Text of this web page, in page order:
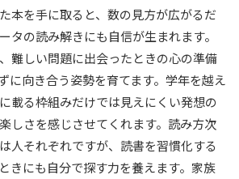
本を手に取ると、数の見方が広がるだ
タの読み解きにも自信が生まれます。
難しい問題に出会ったときの心の準備
に向き合う姿勢を育てます。学年を越え
載る枠組みだけでは見えにくい発想の
しさを感じさせてくれます。読み方次
人それぞれですが、読書を習慣化する
きにも自分で探す力を養えます。家族